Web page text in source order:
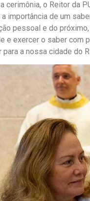
cerimônia, o Reitor da
importância de um
pessoal e do
e exercer o saber com
a nossa cidade do